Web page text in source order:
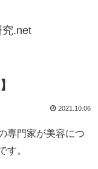
.net
2021.10.06
専門家が美容につ
す。